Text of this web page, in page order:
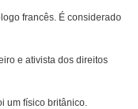
francês. É considerado
e ativista dos direitos
um físico britânico.